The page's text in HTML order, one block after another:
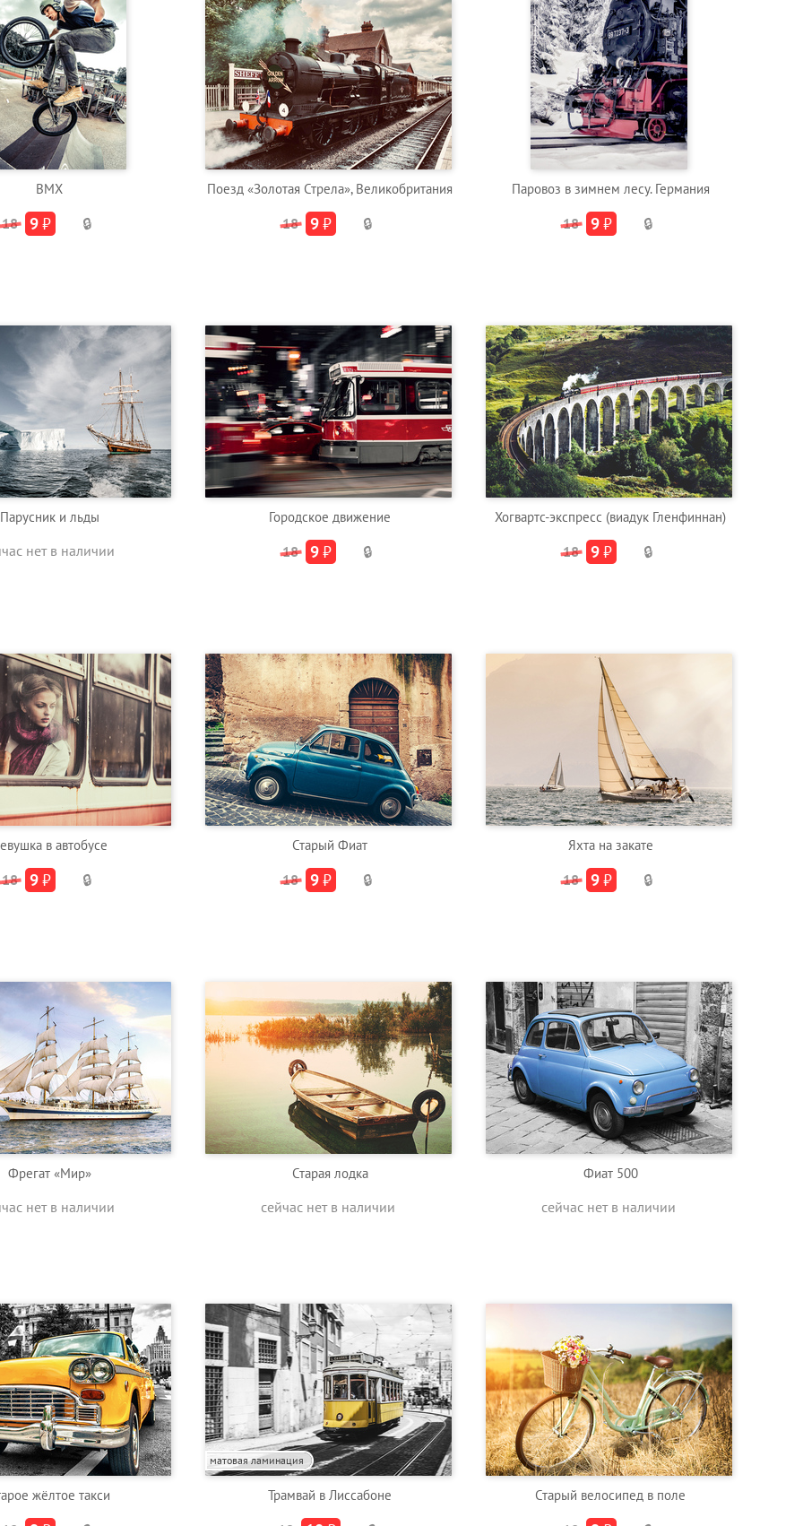
BMX
18 9₽ 🔒
Поезд «Золотая Стрела», Великобритания
18 9₽ 🔒
Паровоз в зимнем лесу. Германия
18 9₽ 🔒
Парусник и льды
нет в наличии
Городское движение
18 9₽ 🔒
Хогвартс-экспресс (виадук Гленфиннан)
18 9₽ 🔒
в автобусе
18 9₽ 🔒
Старый Фиат
18 9₽ 🔒
Яхта на закате
18 9₽ 🔒
Фрегат «Мир»
нет в наличии
Старая лодка
сейчас нет в наличии
Фиат 500
сейчас нет в наличии
жёлтое такси
матовая ламинация
Трамвай в Лиссабоне Старый велосипед в поле